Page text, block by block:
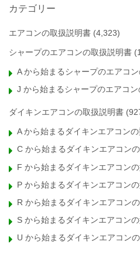
カテゴリー
エアコンの取扱説明書 (4,323)
シャープのエアコンの取扱説明書
A から始まるシャープのエアコ
J から始まるシャープのエアコン
ダイキンエアコンの取扱説明書
A から始まるダイキンエアコン
C から始まるダイキンエアコン
F から始まるダイキンエアコン
P から始まるダイキンエアコン
R から始まるダイキンエアコン
S から始まるダイキンエアコン
U から始まるダイキンエアコン